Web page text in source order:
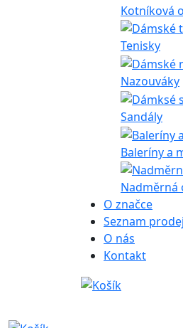
Kotníková
Tenisky
Nazouváky
Sandály
Baleríny a
Nadměrná
O značce
Seznam
O nás
Kontakt